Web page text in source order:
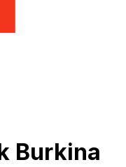
Burkina